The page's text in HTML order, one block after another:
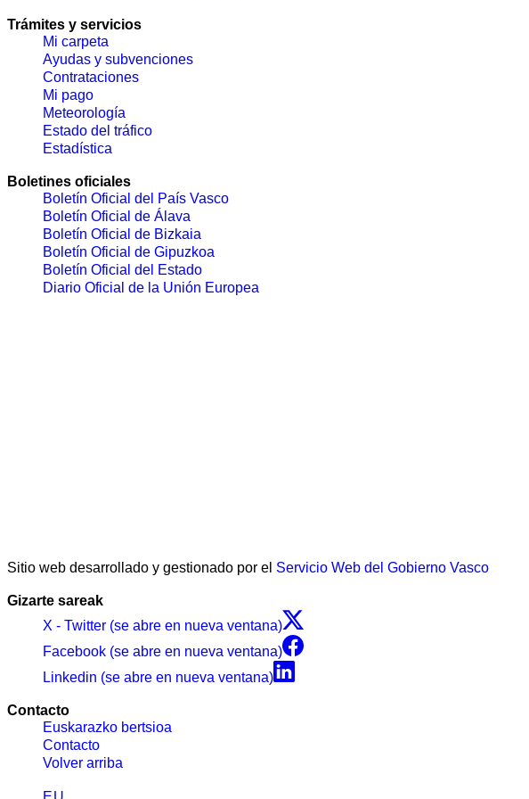
Trámites y servicios
Mi carpeta
Ayudas y subvenciones
Contrataciones
Mi pago
Meteorología
Estado del tráfico
Estadística
Boletines oficiales
Boletín Oficial del País Vasco
Boletín Oficial de Álava
Boletín Oficial de Bizkaia
Boletín Oficial de Gipuzkoa
Boletín Oficial del Estado
Diario Oficial de la Unión Europea
Sitio web desarrollado y gestionado por el Servicio Web del Gobierno Vasco
Gizarte sareak
X - Twitter (se abre en nueva ventana)
Facebook (se abre en nueva ventana)
Linkedin (se abre en nueva ventana)
Contacto
Euskarazko bertsioa
Contacto
Volver arriba